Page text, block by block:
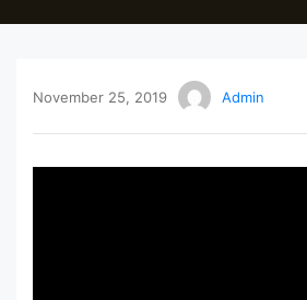
November 25, 2019 Admin